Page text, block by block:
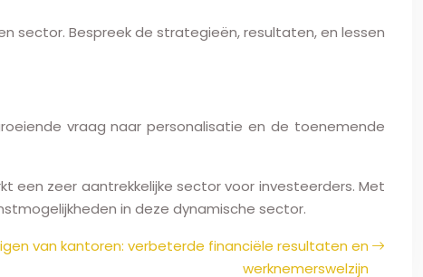
sector. Bespreek de strategieën, resultaten, en lessen
vraag naar personalisatie en de toenemende
zeer aantrekkelijke sector voor investeerders. Met
in deze dynamische sector.
van kantoren: verbeterde financiële resultaten en
werknemerswelzijn